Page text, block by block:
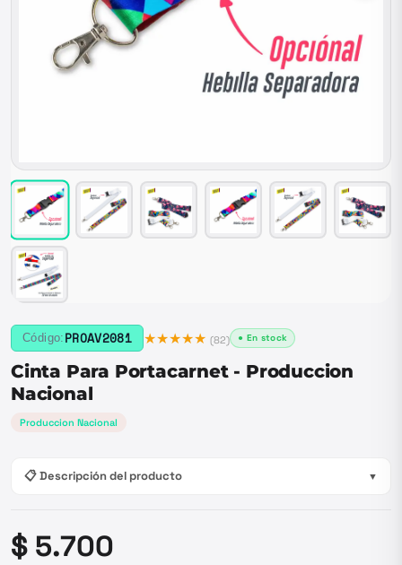
Código: PROAV2081 ★★★★★ (82) ● En stock
Cinta Para Portacarnet - Produccion
Nacional
Produccion Nacional
📋 Descripción del producto ▼
$ 5.700